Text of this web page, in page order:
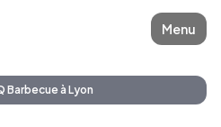
Menu
Barbecue à Lyon